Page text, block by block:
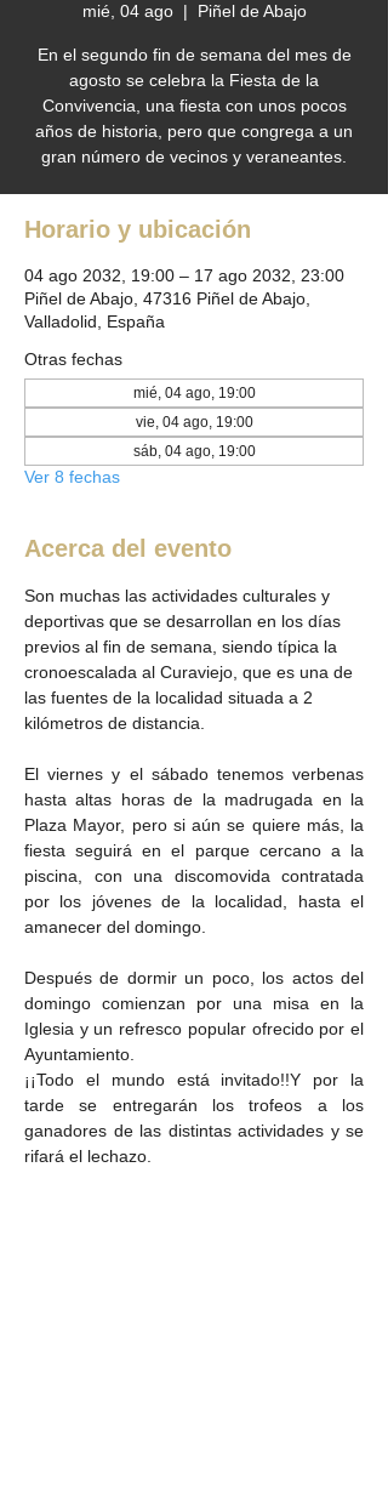
mié, 04 ago
  |
Piñel de Abajo
En el segundo fin de semana del mes de
agosto se celebra la Fiesta de la
Convivencia, una fiesta con unos pocos
años de historia, pero que congrega a un
gran número de vecinos y veraneantes.
Horario y ubicación
04 ago 2032, 19:00 – 17 ago 2032, 23:00
Piñel de Abajo, 47316 Piñel de Abajo,
Valladolid, España
Otras fechas
mié, 04 ago, 19:00
vie, 04 ago, 19:00
sáb, 04 ago, 19:00
Ver 8 fechas
Acerca del evento
Son muchas las actividades culturales y
deportivas que se desarrollan en los días
previos al fin de semana, siendo típica la
cronoescalada al Curaviejo, que es una de
las fuentes de la localidad situada a 2
kilómetros de distancia.
El viernes y el sábado tenemos verbenas
hasta altas horas de la madrugada en la
Plaza Mayor, pero si aún se quiere más, la
fiesta seguirá en el parque cercano a la
piscina, con una discomovida contratada
por los jóvenes de la localidad, hasta el
amanecer del domingo.
Después de dormir un poco, los actos del
domingo comienzan por una misa en la
Iglesia y un refresco popular ofrecido por el
Ayuntamiento.
¡¡Todo el mundo está invitado!!Y por la
tarde se entregarán los trofeos a los
ganadores de las distintas actividades y se
rifará el lechazo.